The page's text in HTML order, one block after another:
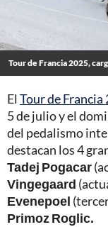
Tour de Francia 2025,
El Tour de Francia
5 de julio y el
del pedalismo
destacan los 4
Tadej Pogacar
Vingegaard
Evenepoel
Primoz Roglic.